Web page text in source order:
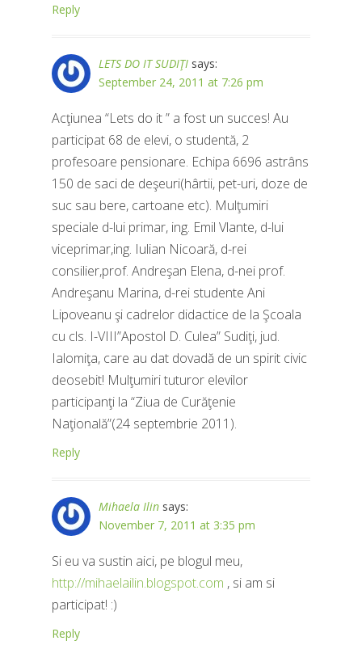
Reply
LETS DO IT SUDIŢI says:
September 24, 2011 at 7:26 pm
Acţiunea “Lets do it ” a fost un succes! Au
participat 68 de elevi, o studentă, 2
profesoare pensionare. Echipa 6696 astrâns
150 de saci de deşeuri(hârtii, pet-uri, doze de
suc sau bere, cartoane etc). Mulţumiri
speciale d-lui primar, ing. Emil Vlante, d-lui
viceprimar,ing. Iulian Nicoară, d-rei
consilier,prof. Andreşan Elena, d-nei prof.
Andreşanu Marina, d-rei studente Ani
Lipoveanu şi cadrelor didactice de la Şcoala
cu cls. I-VIII”Apostol D. Culea” Sudiţi, jud.
Ialomiţa, care au dat dovadă de un spirit civic
deosebit! Mulţumiri tuturor elevilor
participanţi la “Ziua de Curăţenie
Naţională”(24 septembrie 2011).
Reply
Mihaela Ilin says:
November 7, 2011 at 3:35 pm
Si eu va sustin aici, pe blogul meu,
http://mihaelailin.blogspot.com , si am si
participat! :)
Reply